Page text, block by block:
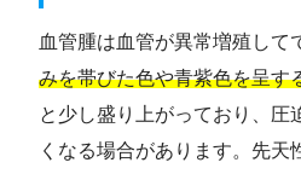
血管腫は血管が異常増殖して
みを帯びた色や青紫色を呈す
と少し盛り上がっており、圧
くなる場合があります。先天